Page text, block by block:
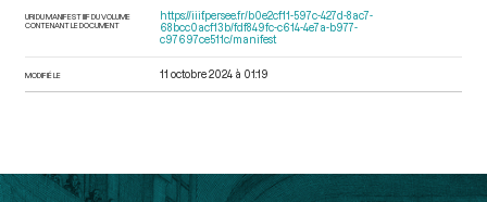
URI DU MANIFEST IIIF DU VOLUME
CONTENANT LE DOCUMENT
https://iiif.persee.fr/b0e2cf11-597c-427d-8ac7-
68bcc0acf13b/fdf849fc-c614-4e7a-b977-
c97697ce511c/manifest
MODIFIÉ LE 11 octobre 2024 à 01:19